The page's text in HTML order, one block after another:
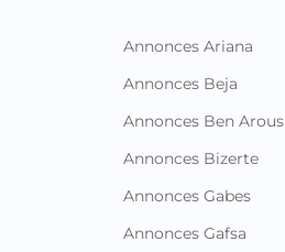
Annonces Ariana
Annonces Beja
Annonces Ben Arous
Annonces Bizerte
Annonces Gabes
Annonces Gafsa